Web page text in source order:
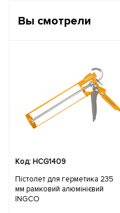
Вы смотрели
Код: HCG1409
Пістолет для герметика 235
мм рамковий алюмінієвий
INGCO